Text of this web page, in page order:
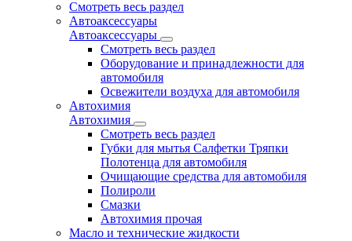
Смотреть весь раздел
Автоаксессуары
Автоаксессуары
Смотреть весь раздел
Оборудование и принадлежности для
автомобиля
Освежители воздуха для автомобиля
Автохимия
Автохимия
Смотреть весь раздел
Губки для мытья Салфетки Тряпки
Полотенца для автомобиля
Очищающие средства для автомобиля
Полироли
Смазки
Автохимия прочая
Масло и технические жидкости